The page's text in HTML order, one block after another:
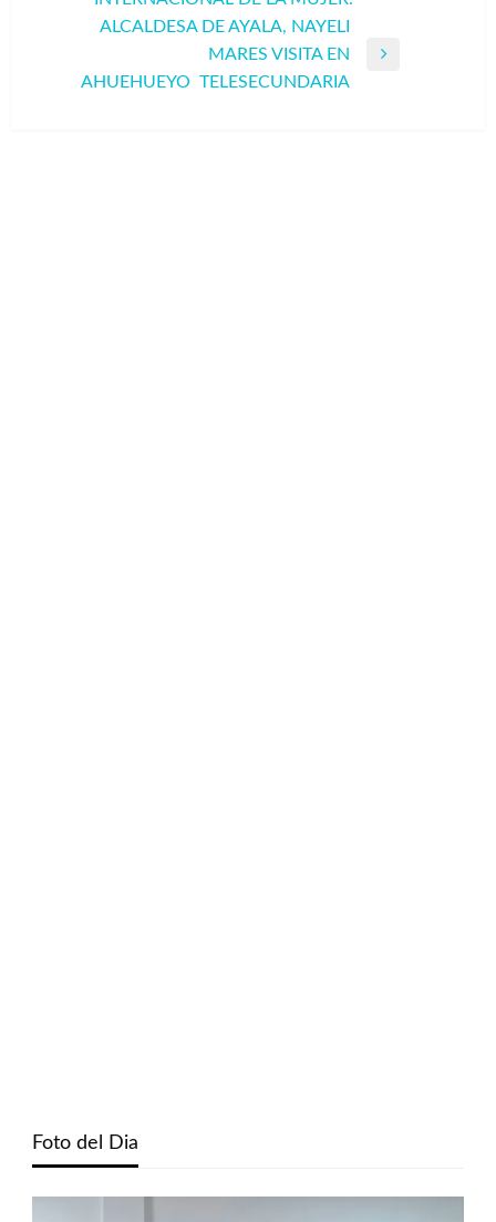
entradas
ALCALDESA DE AYALA, NAYELI
MARES VISITA EN
AHUEHUEYO TELESECUNDARIA
Foto del Dia